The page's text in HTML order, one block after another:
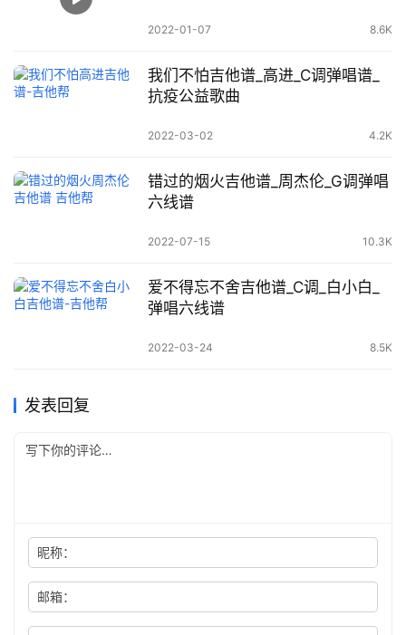
2022-01-07 8.6K
我们不怕吉他谱_高进_C调弹唱谱_
抗疫公益歌曲
2022-03-02 4.2K
错过的烟火吉他谱_周杰伦_G调弹唱
六线谱
2022-07-15 10.3K
爱不得忘不舍吉他谱_C调_白小白_
弹唱六线谱
2022-03-24 8.5K
发表回复
昵称：
邮箱：